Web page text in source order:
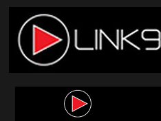
Skip
content
Link
95.5